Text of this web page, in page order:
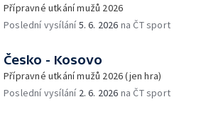
Přípravné utkání mužů 2026
Poslední vysílání5. 6. 2026 na ČT sport
Česko - Kosovo
Přípravné utkání mužů 2026 (jen hra)
Poslední vysílání 2. 6. 2026 na ČT sport